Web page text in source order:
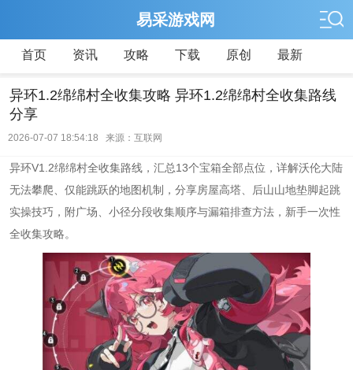
易采游戏网
首页 资讯 攻略 下载 原创 最新
异环1.2绵绵村全收集攻略 异环1.2绵绵村全收集路线
分享
2026-07-07 18:54:18 来源：互联网
异环V1.2绵绵村全收集路线，汇总13个宝箱全部点位，详解沃伦大陆
无法攀爬、仅能跳跃的地图机制，分享房屋高塔、后山山地垫脚起跳
实操技巧，附广场、小径分段收集顺序与漏箱排查方法，新手一次性
全收集攻略。